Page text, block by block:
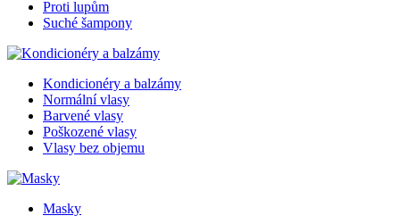
Proti lupům
Suché šampony
Kondicionéry a balzámy
Normální vlasy
Barvené vlasy
Poškozené vlasy
Vlasy bez objemu
Masky